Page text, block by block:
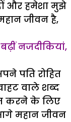
और हमेशा मुझे
जीवन है,
नजदीकियां,
पति रोहित
वाले शब्द
करने के लिए
महान जीवन